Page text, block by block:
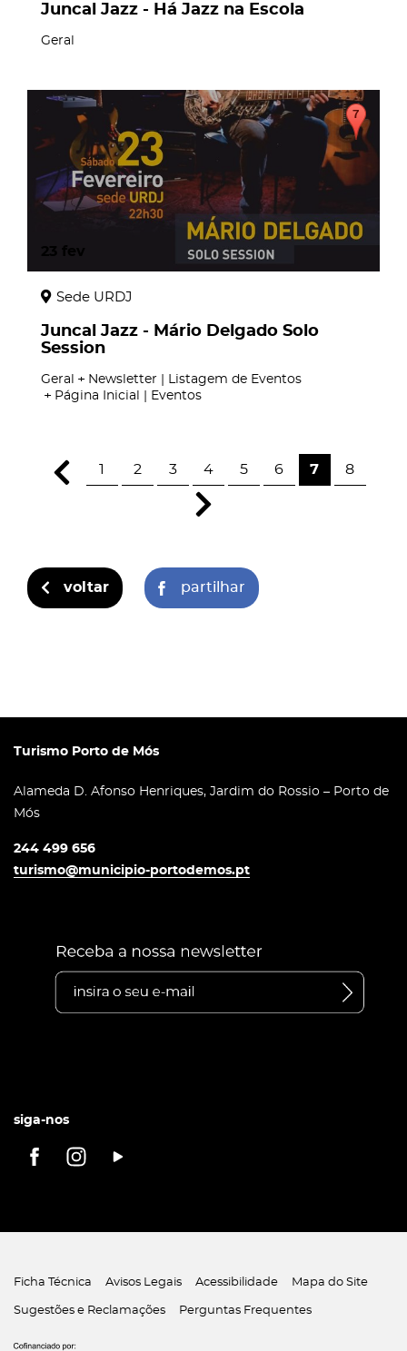
Juncal Jazz - Há Jazz na Escola
Geral
Sede URDJ
Juncal Jazz - Mário Delgado Solo
Session
Geral
Newsletter | Listagem de Eventos
Página Inicial | Eventos
1 2 3 4 5 6 7 8
voltar partilhar
Turismo Porto de Mós
Alameda D. Afonso Henriques, Jardim do Rossio – Porto de
Mós
244 499 656
turismo@municipio-portodemos.pt
siga-nos
Ficha Técnica Avisos Legais Acessibilidade Mapa do Site
Sugestões e Reclamações Perguntas Frequentes